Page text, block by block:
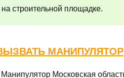
строительной площадке.
МАНИПУЛЯТОР